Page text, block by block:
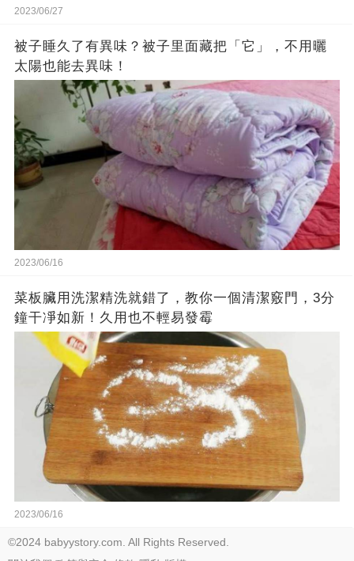
2023/06/27
被子睡久了有異味？被子里面藏把「它」，不用曬
太陽也能去異味！
2023/06/16
菜板臟用洗潔精洗就錯了，教你一個清潔竅門，3分
鐘干凈如新！久用也不輕易發霉
2023/06/16
©2024 babyystory.com. All Rights Reserved.